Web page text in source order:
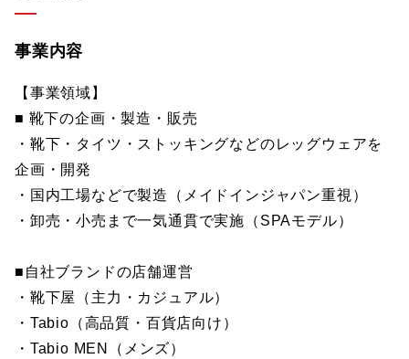
事業内容
【事業領域】
■ 靴下の企画・製造・販売
・靴下・タイツ・ストッキングなどのレッグウェアを
企画・開発
・国内工場などで製造（メイドインジャパン重視）
・卸売・小売まで一気通貫で実施（SPAモデル）
■自社ブランドの店舗運営
・靴下屋（主力・カジュアル）
・Tabio（高品質・百貨店向け）
・Tabio MEN（メンズ）